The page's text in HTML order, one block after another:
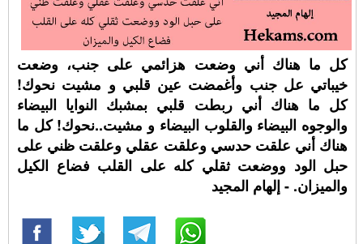
كل ما هناك أني وضعت هزائمي على جنب، وضعت
خيباتي عل جنب وأغمضت عين قلبي و مشيت نحوك!
كل ما هناك أني ربطت قلبي بمشبك النوايا البيضاء
والوجوه البيضاء والقلوب البيضاء و مشيت..نحوك! كل ما
هناك أني علقت حدسي وعلقت عقلي وعلقت ظني على
حبل الود ووضعت ثقلي كله على القلب فضاع الكيل
والميزان. - إلهام المجيد